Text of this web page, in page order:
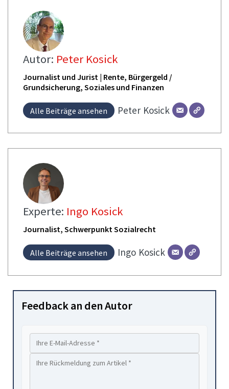
Autor: Peter Kosick
Journalist und Jurist | Rente, Bürgergeld /
Grundsicherung, Soziales und Finanzen
Alle Beiträge ansehen Peter Kosick
Experte: Ingo Kosick
Journalist, Schwerpunkt Sozialrecht
Alle Beiträge ansehen Ingo Kosick
Feedback an den Autor